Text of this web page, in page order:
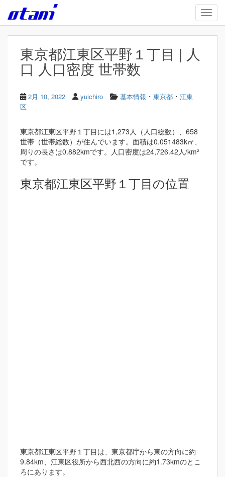
Skip to main content
東京都江東区平野１丁目 | 人
口 人口密度 世帯数
2月 10, 2022 yuichiro 基本情報 ・ 東京都 ・ 江東
区
東京都江東区平野１丁目には1,273人（人口総数）、658
世帯（世帯総数）が住んでいます。面積は0.051483k㎡、
周りの長さは0.882kmです。人口密度は24,726.42人/km²
です。
東京都江東区平野１丁目の位置
東京都江東区平野１丁目は、東京都庁から東の方向に約
9.84km、江東区役所から西北西の方向に約1.73kmのとこ
ろにあります。